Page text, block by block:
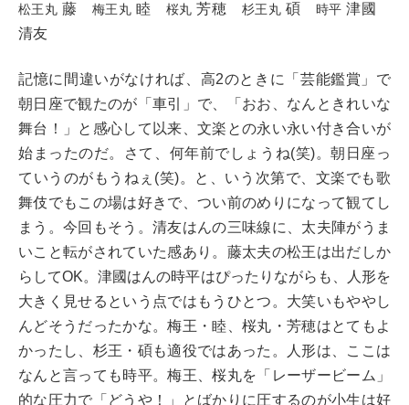
松王丸 藤 梅王丸 睦 桜丸芳穂 杉王丸 碩 時平津國
清友
記憶に間違いがなければ、高2のときに「芸能鑑賞」で
朝日座で観たのが「車引」で、「おお、なんときれいな
舞台！」と感心して以来、文楽との永い永い付き合いが
始まったのだ。さて、何年前でしょうね(笑)。朝日座っ
ていうのがもうねぇ(笑)。と、いう次第で、文楽でも歌
舞伎でもこの場は好きで、つい前のめりになって観てし
まう。今回もそう。清友はんの三味線に、太夫陣がうま
いこと転がされていた感あり。藤太夫の松王は出だしか
らしてOK。津國はんの時平はぴったりながらも、人形を
大きく見せるという点ではもうひとつ。大笑いもややし
んどそうだったかな。梅王・睦、桜丸・芳穂はとてもよ
かったし、杉王・碩も適役ではあった。人形は、ここは
なんと言っても時平。梅王、桜丸を「レーザービーム」
的な圧力で「どうや！」とばかりに圧するのが小生は好